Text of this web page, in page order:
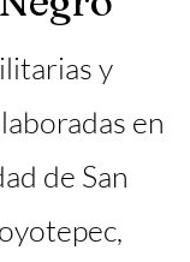
y
en
de San